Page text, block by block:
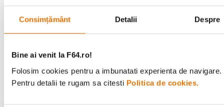
Consimțământ Detalii Despre
Bine ai venit la F64.ro!
Folosim cookies pentru a imbunatati experienta de navigare.
Pentru detalii te rugam sa citesti Politica de cookies.
CONFIGURATIE:
Tip casti Studio
Design Over Ear
Anulare zgomot DA
Diametru driver 45mm
Raportează o eroare
Recenzii
Scrie prima recenzie